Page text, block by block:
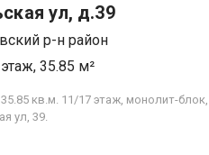
ул, д.39
р-н район
35.85 м²
кв.м. 11/17 этаж, монолит-блок,
ул, 39.